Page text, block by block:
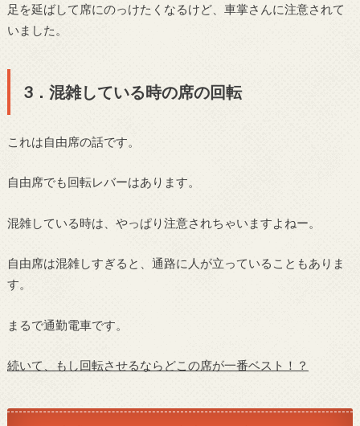
足を延ばして席にのっけたくなるけど、車掌さんに注意されて
いました。
3．混雑している時の席の回転
これは自由席の話です。
自由席でも回転レバーはあります。
混雑している時は、やっぱり注意されちゃいますよねー。
自由席は混雑しすぎると、通路に人が立っていることもありま
す。
まるで通勤電車です。
続いて、もし回転させるならどこの席が一番ベスト！？